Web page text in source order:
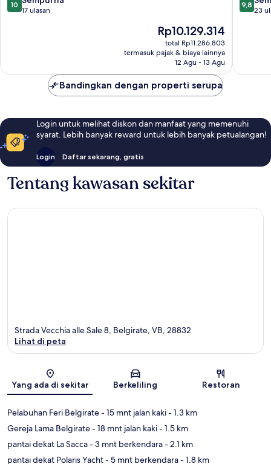
dari
10
17 ulasan
Harga
sekarang
Rp10.129.314
Rp10.129.314
total Rp11.286.803
termasuk pajak & biaya lainnya
12 Agu - 13 Agu
dari
9,8
23
Bandingkan dengan properti serupa
Login untuk melihat diskon dan manfaat yang memenuhi
syarat. Lebih banyak reward untuk lebih banyak petualangan!
Login Daftar sekarang, gratis
Tentang kawasan sekitar
Peta
Strada Vecchia alle Sale 8, Belgirate, VB, 28832
Lihat di peta
Yang ada di sekitar Berkeliling Restoran
Pelabuhan Feri Belgirate- 15 mnt jalan kaki- 1.3 km
Gereja Lama Belgirate- 18 mnt jalan kaki- 1.5 km
pantai dekat La Sacca- 3 mnt berkendara- 2.1 km
pantai dekat Polaris Yacht- 5 mnt berkendara- 1.8 km